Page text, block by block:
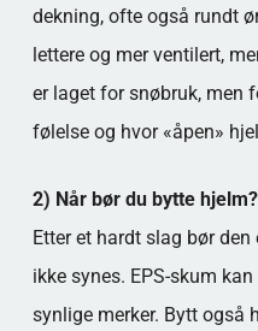
dekning, ofte også rundt
lettere og mer ventilert,
er laget for snøbruk, men
følelse og hvor «åpen»
2) Når bør du bytte hjelm?
Etter et hardt slag bør
ikke synes. EPS-skum
synlige merker. Bytt også